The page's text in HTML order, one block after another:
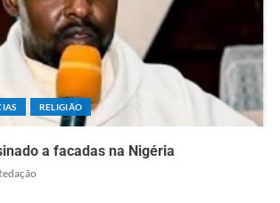
RELIGIÃO
a facadas na Nigéria